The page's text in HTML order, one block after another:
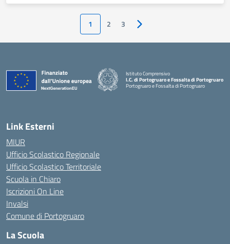
1 2 3 Pagina successiva
Istituto Comprensivo
I.C. di Portogruaro e Fossalta di Portogruaro
Portogruaro e Fossalta di Portogruaro
— Visita la pagina iniziale della scuola
Link Esterni
MIUR
Ufficio Scolastico Regionale
Ufficio Scolastico Territoriale
Scuola in Chiaro
Iscrizioni On Line
Invalsi
Comune di Portogruaro
La Scuola